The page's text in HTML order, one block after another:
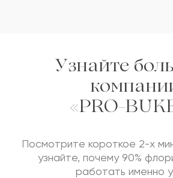
Узнайте
«PRO-
Посмотрите короткое 2-х
узнайте, почему 90%
работать именно